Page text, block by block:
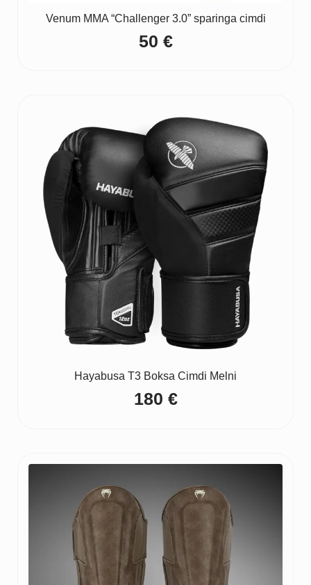
Venum MMA “Challenger 3.0” sparinga cimdi
50 €
Hayabusa T3 Boksa Cimdi Melni
180 €